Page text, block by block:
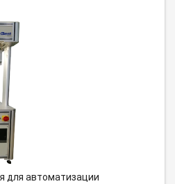
для автоматизации